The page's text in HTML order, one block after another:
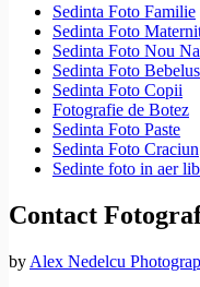
Sedinta Foto Familie
Sedinta Foto
Sedinta Foto Nou
Sedinta Foto
Sedinta Foto Copii
Fotografie de Botez
Sedinta Foto Paste
Sedinta Foto Craciun
Sedinte foto in aer
Contact
by Alex Nedelcu